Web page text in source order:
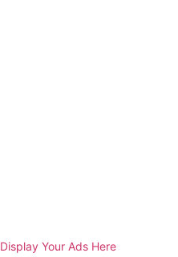
Display Your Ads Here